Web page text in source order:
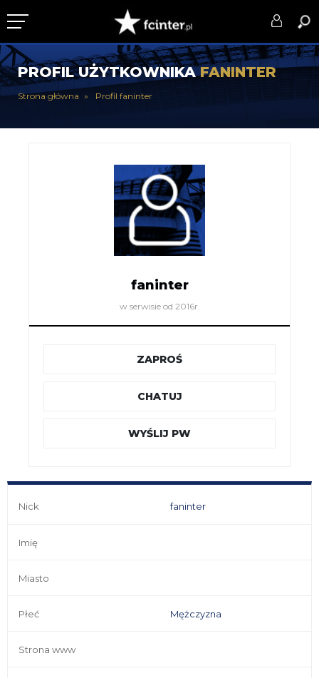
KLUB
DRUŻYNA
PROFIL UŻYTKOWNIKAFANINTER
Strona główna Profil faninter
faninter
w serwisie od 2016r.
ZAPROŚ
CHATUJ
WYŚLIJ PW
Nick faninter
Imię
Miasto
Płeć Mężczyzna
Strona www